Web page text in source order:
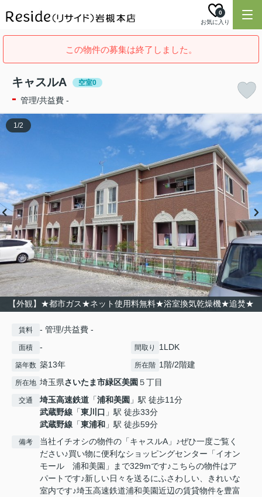
お気に入り
0
この物件の募集は終了しました。
キャスルA 空室0
- 管理/共益費 -
【外観】★都市ガス★ネット使用料無料★浴室換気乾燥機★追焚★
1/2
賃料 - 管理/共益費 -
面積 - 間取り 1LDK
築年数 築13年 所在階 1階/2階建
所在地 埼玉県さいたま市緑区美園 ５丁目
交通 埼玉高速鉄道 「浦和美園 」駅 徒歩11分
武蔵野線 「東川口 」駅 徒歩33分
武蔵野線 「東浦和 」駅 徒歩59分
備考
当社イチオシの物件の「キャスルA」♪ぜひ一度ご覧く
ださい♪買い物に便利なショッピングセンター「イオン
モール 浦和美園」まで329mです♪こちらの物件はア
パートです♪新しい日々を送るにふさわしい、きれいな
室内です♪埼玉高速鉄道浦和美園近辺の賃貸物件を豊富